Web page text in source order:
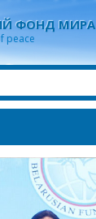
ФОНД МИРА
peace